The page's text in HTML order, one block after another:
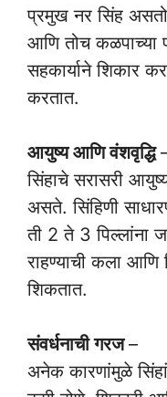
प्रमुख नर सिंह
आणि तोच कळपाच्या
सहकार्याने शिकार
करतात.
आयुष्य आणि वंशवृद्धि
सिंहाचे सरासरी
असते. सिंहिणी
ती 2 ते 3 पिल्लांना
राहण्याची कला
शिकतात.
संवर्धनाची गरज–
अनेक कारणांमुळे